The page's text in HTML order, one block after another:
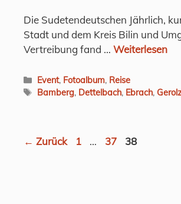
Die Sudetendeutschen Jährlich,
Stadt und dem Kreis Bilin und
Vertreibung fand … Weiterlesen
Kategorien
Event, Fotoalbum, Reise
Schlagwörter
Bamberg, Dettelbach, Ebrach,
← Zurück Seite
1 … Seite
37 Seite
38